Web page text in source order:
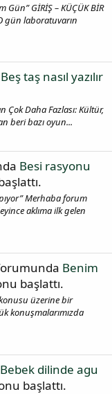
Gün” GİRİŞ – KÜÇÜK BİR
gün laboratuvarın
Beş taş nasıl yazılır
Çok Daha Fazlası: Kültür,
beri bazı oyun...
Besi rasyonu
Merhaba forum
aklıma ilk gelen
Benim
başlattı.
üzerine bir
konuşmalarımızda
Bebek dilinde agu
başlattı.